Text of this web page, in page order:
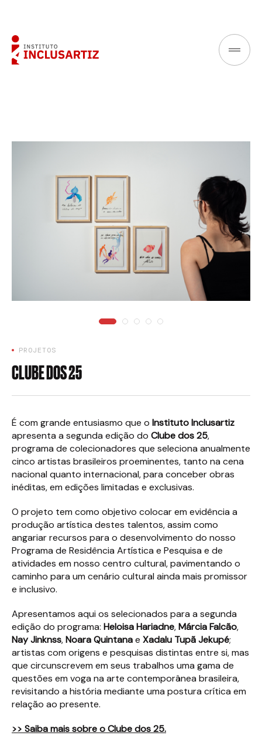
PROJETOS
CLUBE DOS 25
É com grande entusiasmo que o Instituto Inclusartiz
apresenta a segunda edição do Clube dos 25,
programa de colecionadores que seleciona anualmente
cinco artistas brasileiros proeminentes, tanto na cena
nacional quanto internacional, para conceber obras
inéditas, em edições limitadas e exclusivas.
O projeto tem como objetivo colocar em evidência a
produção artística destes talentos, assim como
angariar recursos para o desenvolvimento do nosso
Programa de Residência Artística e Pesquisa e de
atividades em nosso centro cultural, pavimentando o
caminho para um cenário cultural ainda mais promissor
e inclusivo.
Apresentamos aqui os selecionados para a segunda
edição do programa: Heloisa Hariadne,Márcia Falcão,
Nay Jinknss,Noara Quintanae Xadalu Tupã Jekupé;
artistas com origens e pesquisas distintas entre si, mas
que circunscrevem em seus trabalhos uma gama de
questões em voga na arte contemporânea brasileira,
revisitando a história mediante uma postura crítica em
relação ao presente.
>> Saiba mais sobre o Clube dos 25.